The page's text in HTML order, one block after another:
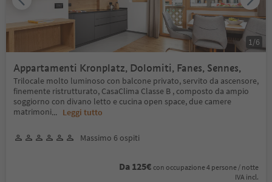
Appartamenti Kronplatz, Dolomiti, Fanes, Sennes,
Trilocale molto luminoso con balcone privato, servito da ascensore,
finemente ristrutturato, CasaClima Classe B , composto da ampio
soggiorno con divano letto e cucina open space, due camere
matrimoni... Leggi tutto
Massimo 6 ospiti
Da 125€ con occupazione 4 persone / notte
IVA incl.
1 /6